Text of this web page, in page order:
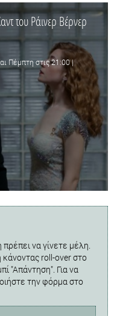
του Ράινερ Βέρνερ
Πέμπτη στις 21:00 |
να γίνετε μέλη.
roll-over στο
"Απάντηση". Για να
την φόρμα στο